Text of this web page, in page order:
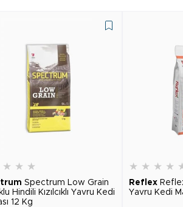
★ ★ ★
Spectrum Low Grain
Hindili Kızılcıklı Yavru Kedi
12 Kg
★ ★ ★ ★
Reflex
Yavru Kedi